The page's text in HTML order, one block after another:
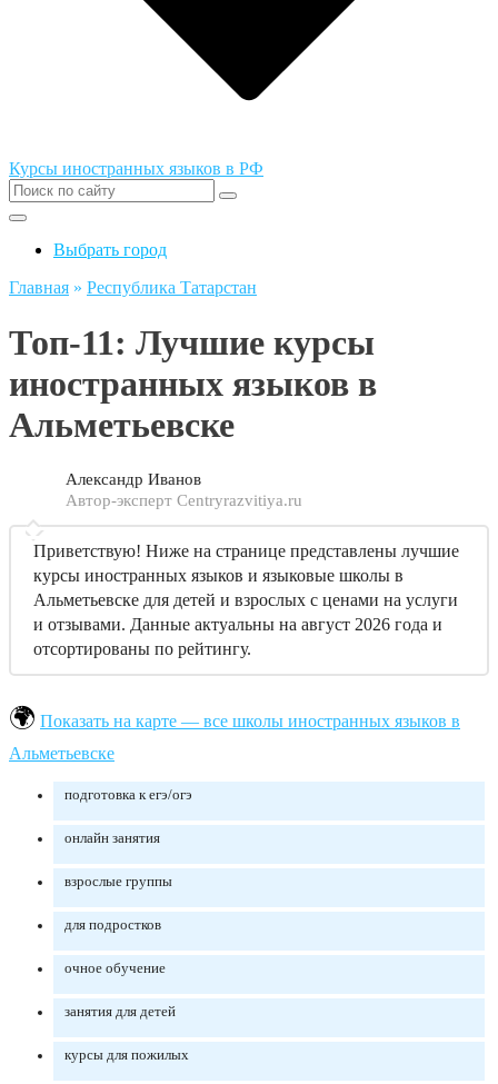
Курсы иностранных языков в РФ
Выбрать город
Главная » Республика Татарстан
Топ-11: Лучшие курсы
иностранных языков в
Альметьевске
Александр Иванов
Автор-эксперт Centryrazvitiya.ru
Приветствую! Ниже на странице представлены лучшие
курсы иностранных языков и языковые школы в
Альметьевске для детей и взрослых с ценами на услуги
и отзывами. Данные актуальны на август 2026 года и
отсортированы по рейтингу.
Показать на карте — все школы иностранных языков в
Альметьевске
подготовка к егэ/огэ
онлайн занятия
взрослые группы
для подростков
очное обучение
занятия для детей
курсы для пожилых